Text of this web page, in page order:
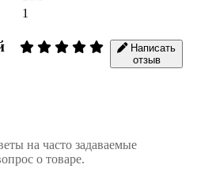
1
Написать
отзыв
на часто задаваемые
о товаре.